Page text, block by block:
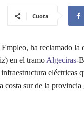
Cuota
ha reclamado la
en el tramo Algeciras-
eléctricas
costa sur de la